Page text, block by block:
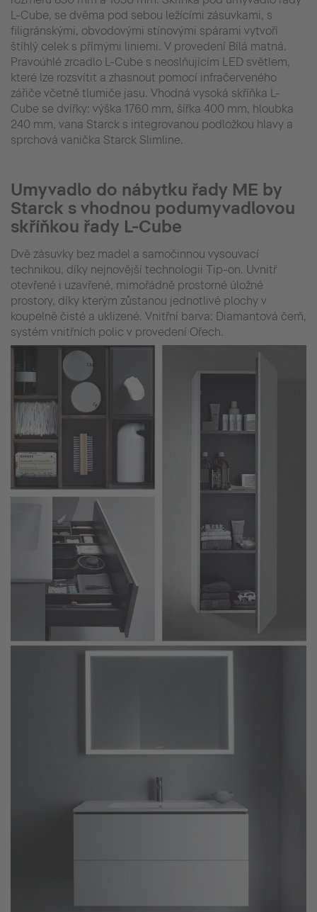
L-Cube, se dvěma pod sebou ležícími zásuvkami, s
filigránskými, obvodovými stínovými spárami vytvoří
štíhlý celek s přímými liniemi. V provedení Bílá matná.
Pravoúhlé zrcadlo L-Cube s neoslňujícím LED světlem,
které lze rozsvítit a zhasnout pomocí infračerveného
zářiče včetně tlumiče jasu. Vhodná vysoká skříňka L-
Cube se dvířky: výška 1760 mm, šířka 400 mm, hloubka
240 mm, vana Starck s integrovanou podložkou hlavy a
sprchová vanička Starck Slimline.
Umyvadlo do nábytku řady ME by
Starck s vhodnou podumyvadlovou
skříňkou řady L-Cube
Dvě zásuvky bez madel a samočinnou vysouvací
technikou, díky nejnovější technologii Tip-on. Uvnitř
otevřené i uzavřené, mimořádně prostorné úložné
prostory, díky kterým zůstanou jednotlivé plochy v
koupelně čisté a uklizené. Vnitřní barva: Diamantová čerň,
systém vnitřních polic v provedení Ořech.